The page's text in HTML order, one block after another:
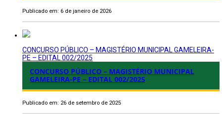
Publicado em: 6 de janeiro de 2026
CONCURSO PÚBLICO – MAGISTÉRIO MUNICIPAL GAMELEIRA-
PE – EDITAL 002/2025
CONCURSO PÚBLICO – MAGISTÉRIO MUNICIPAL
GAMELEIRA-PE – EDITAL 002/2025
Publicado em: 26 de setembro de 2025